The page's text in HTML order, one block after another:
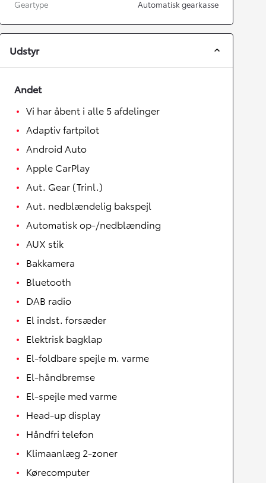
Geartype Automatisk gearkasse
Udstyr
Andet
Vi har åbent i alle 5 afdelinger
Adaptiv fartpilot
Android Auto
Apple CarPlay
Aut. Gear (Trinl.)
Aut. nedblændelig bakspejl
Automatisk op-/nedblænding
AUX stik
Bakkamera
Bluetooth
DAB radio
El indst. forsæder
Elektrisk bagklap
El-foldbare spejle m. varme
El-håndbremse
El-spejle med varme
Head-up display
Håndfri telefon
Klimaanlæg 2-zoner
Kørecomputer